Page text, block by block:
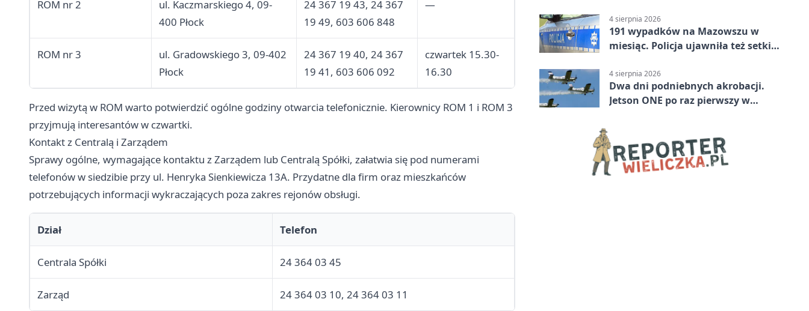
ROM nr 2
ul. Kaczmarskiego 4, 09-
400 Płock
24 367 19 43, 24 367
19 49, 603 606 848
—
ROM nr 3
ul. Gradowskiego 3, 09-402
Płock
24 367 19 40, 24 367
19 41, 603 606 092
czwartek 15.30-
16.30
Przed wizytą w ROM warto potwierdzić ogólne godziny otwarcia telefonicznie. Kierownicy ROM 1 i ROM 3
przyjmują interesantów w czwartki.
Kontakt z Centralą i Zarządem
Sprawy ogólne, wymagające kontaktu z Zarządem lub Centralą Spółki, załatwia się pod numerami
telefonów w siedzibie przy ul. Henryka Sienkiewicza 13A. Przydatne dla firm oraz mieszkańców
potrzebujących informacji wykraczających poza zakres rejonów obsługi.
Dział Telefon
Centrala Spółki 24 364 03 45
Zarząd 24 364 03 10, 24 364 03 11
4 sierpnia 2026
191 wypadków na Mazowszu w
miesiąc. Policja ujawniła też setki
4 sierpnia 2026
Dwa dni podniebnych akrobacji.
Jetson ONE po raz pierwszy w